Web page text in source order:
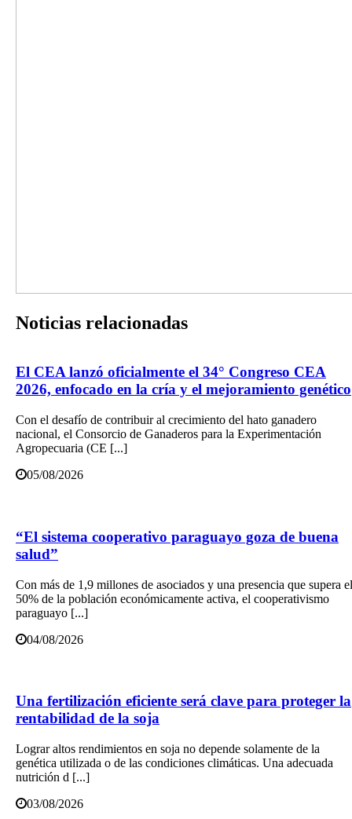
Noticias relacionadas
El CEA lanzó oficialmente el 34° Congreso CEA
2026, enfocado en la cría y el mejoramiento genético
Con el desafío de contribuir al crecimiento del hato ganadero
nacional, el Consorcio de Ganaderos para la Experimentación
Agropecuaria (CE [...]
05/08/2026
“El sistema cooperativo paraguayo goza de buena
salud”
Con más de 1,9 millones de asociados y una presencia que supera el
50% de la población económicamente activa, el cooperativismo
paraguayo [...]
04/08/2026
Una fertilización eficiente será clave para proteger la
rentabilidad de la soja
Lograr altos rendimientos en soja no depende solamente de la
genética utilizada o de las condiciones climáticas. Una adecuada
nutrición d [...]
03/08/2026